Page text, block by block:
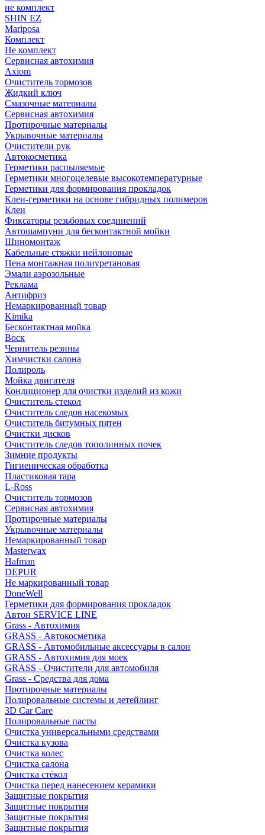
не комплект
SHIN EZ
Mariposa
Комплект
Не комплект
Сервисная автохимия
Axiom
Очиститель тормозов
Жидкий ключ
Смазочные материалы
Сервисная автохимия
Протирочные материалы
Укрывочные материалы
Очистители рук
Автокосметика
Герметики распыляемые
Герметики многоцелевые высокотемпературные
Герметики для формирования прокладок
Клеи-герметики на основе гибридных полимеров
Клеи
Фиксаторы резьбовых соединений
Автошампуни для бесконтактной мойки
Шиномонтаж
Кабельные стяжки нейлоновые
Пена монтажная полиуретановая
Эмали аэрозольные
Реклама
Антифриз
Немаркированный товар
Kimika
Бесконтактная мойка
Воск
Чернитель резины
Химчистки салона
Полироль
Мойка двигателя
Кондиционер для очистки изделий из кожи
Очиститель стекол
Очиститель следов насекомых
Очиститель битумных пятен
Очистки дисков
Очиститель следов тополинных почек
Зимние продукты
Гигиеническая обработка
Пластиковая тара
L-Ross
Очиститель тормозов
Сервисная автохимия
Протирочные материалы
Укрывочные материалы
Немаркированный товар
Masterwax
Hafman
DEPUR
Не маркированный товар
DoneWell
Герметики для формирования прокладок
Автон SERVICE LINE
Grass - Автохимия
GRASS - Автокосметика
GRASS - Автомобильные аксессуары в салон
GRASS - Автохимия для моек
GRASS - Очистители для автомобиля
Grass - Средства для дома
Протирочные материалы
Полировальные системы и детейлинг
3D Car Care
Полировальные пасты
Очистка универсальными средствами
Очистка кузова
Очистка колес
Очистка салона
Очистка стёкол
Очистка перед нанесением керамики
Защитные покрытия
Защитные покрытия
Защитные покрытия
Защитные покрытия